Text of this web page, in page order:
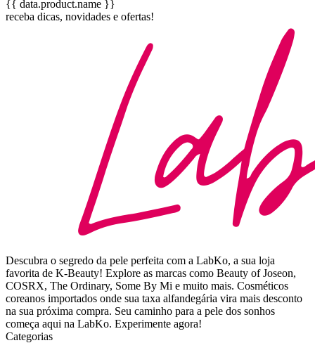
{{ data.product.name }}
receba dicas, novidades e ofertas!
Descubra o segredo da pele perfeita com a LabKo, a sua loja
favorita de K-Beauty! Explore as marcas como Beauty of Joseon,
COSRX, The Ordinary, Some By Mi e muito mais. Cosméticos
coreanos importados onde sua taxa alfandegária vira mais desconto
na sua próxima compra. Seu caminho para a pele dos sonhos
começa aqui na LabKo. Experimente agora!
Categorias